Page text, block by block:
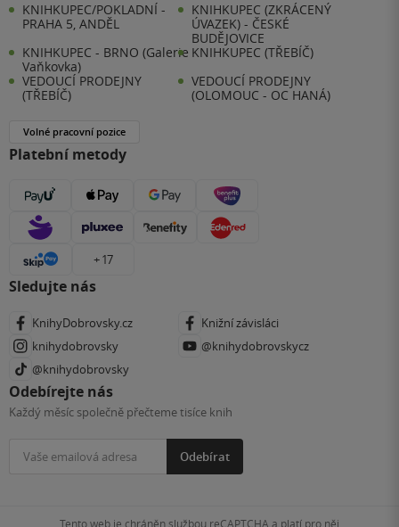
KNIHKUPEC/POKLADNÍ -
PRAHA 5, ANDĚL
KNIHKUPEC (ZKRÁCENÝ
ÚVAZEK) - ČESKÉ
BUDĚJOVICE
KNIHKUPEC - BRNO (Galerie
Vaňkovka)
KNIHKUPEC (TŘEBÍČ)
VEDOUCÍ PRODEJNY
(TŘEBÍČ)
VEDOUCÍ PRODEJNY
(OLOMOUC - OC HANÁ)
Volné pracovní pozice
Platební metody
+ 17
Sledujte nás
KnihyDobrovsky.cz
Knižní závisláci
knihydobrovsky
@knihydobrovskycz
@knihydobrovsky
Odebírejte nás
Každý měsíc společně přečteme tisíce knih
Odebírat
Tento web je chráněn službou reCAPTCHA a platí pro něj